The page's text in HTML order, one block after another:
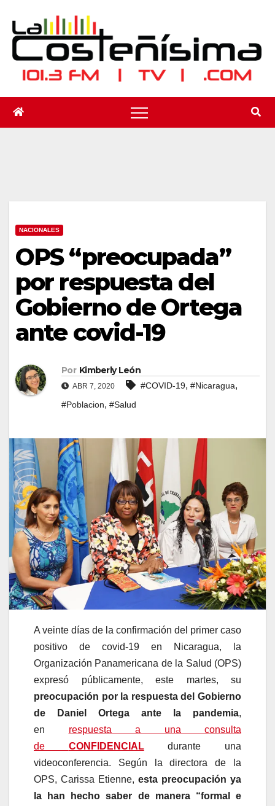
contenido
NACIONALES
OPS “preocupada”
por respuesta del
Gobierno de Ortega
ante covid-19
Por Kimberly León
ABR 7, 2020 #COVID-19, #Nicaragua,
#Poblacion, #Salud
A veinte días de la confirmación del primer caso
positivo de covid-19 en Nicaragua, la
Organización Panamericana de la Salud (OPS)
expresó públicamente, este martes, su
preocupación por la respuesta del Gobierno
de Daniel Ortega ante la pandemia,
en respuesta a una consulta
de CONFIDENCIALdurante una
videoconferencia. Según la directora de la
OPS, Carissa Etienne, esta preocupación ya
la han hecho saber de manera “formal e